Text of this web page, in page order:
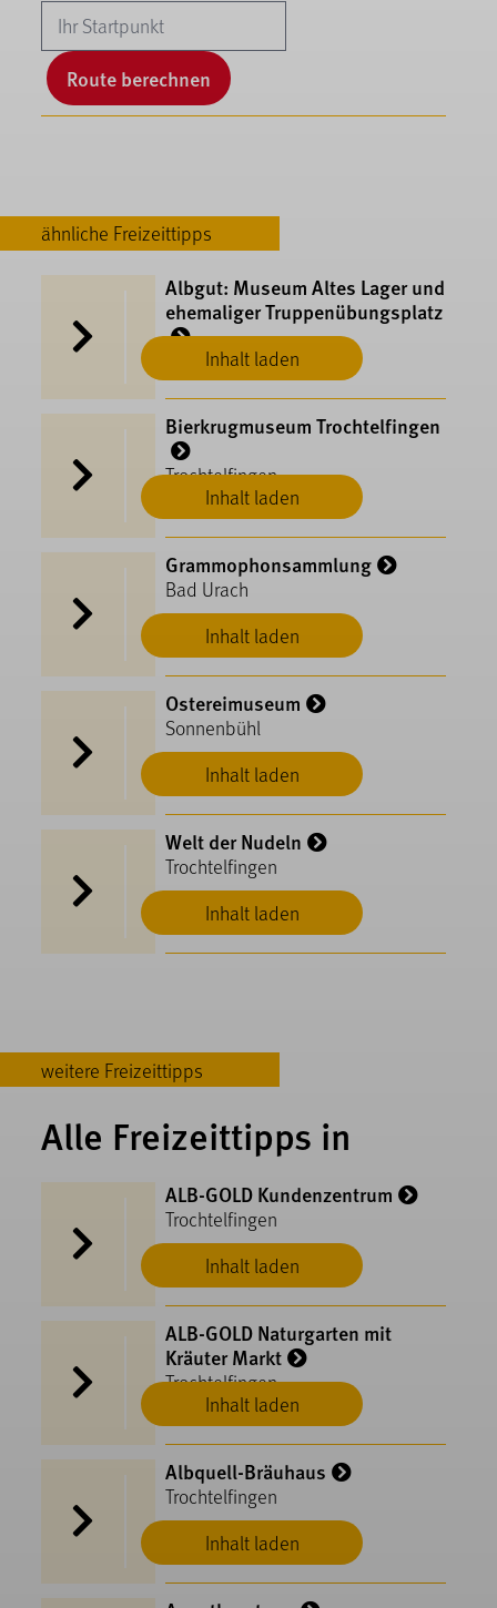
Route berechnen
ähnliche Freizeittipps
Inhalt laden
Albgut: Museum Altes Lager und
ehemaliger Truppenübungsplatz
Münsingen
Inhalt laden
Bierkrugmuseum Trochtelfingen
Trochtelfingen
Inhalt laden
Grammophonsammlung
Bad Urach
Inhalt laden
Ostereimuseum
Sonnenbühl
Inhalt laden
Welt der Nudeln
Trochtelfingen
weitere Freizeittipps
Alle Freizeittipps in
Inhalt laden
ALB-GOLD Kundenzentrum
Trochtelfingen
Inhalt laden
ALB-GOLD Naturgarten mit
Kräuter Markt
Trochtelfingen
Inhalt laden
Albquell-Bräuhaus
Trochtelfingen